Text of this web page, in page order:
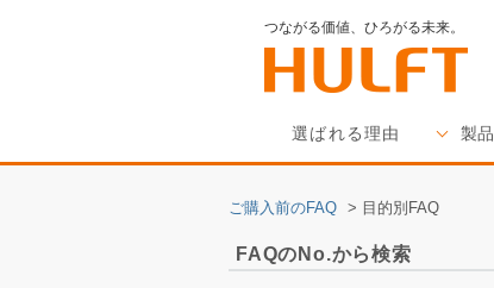
つながる価値、ひろがる未来。
選ばれる理由 製品
ご購入前のFAQ > 目的別FAQ
FAQのNo.から検索